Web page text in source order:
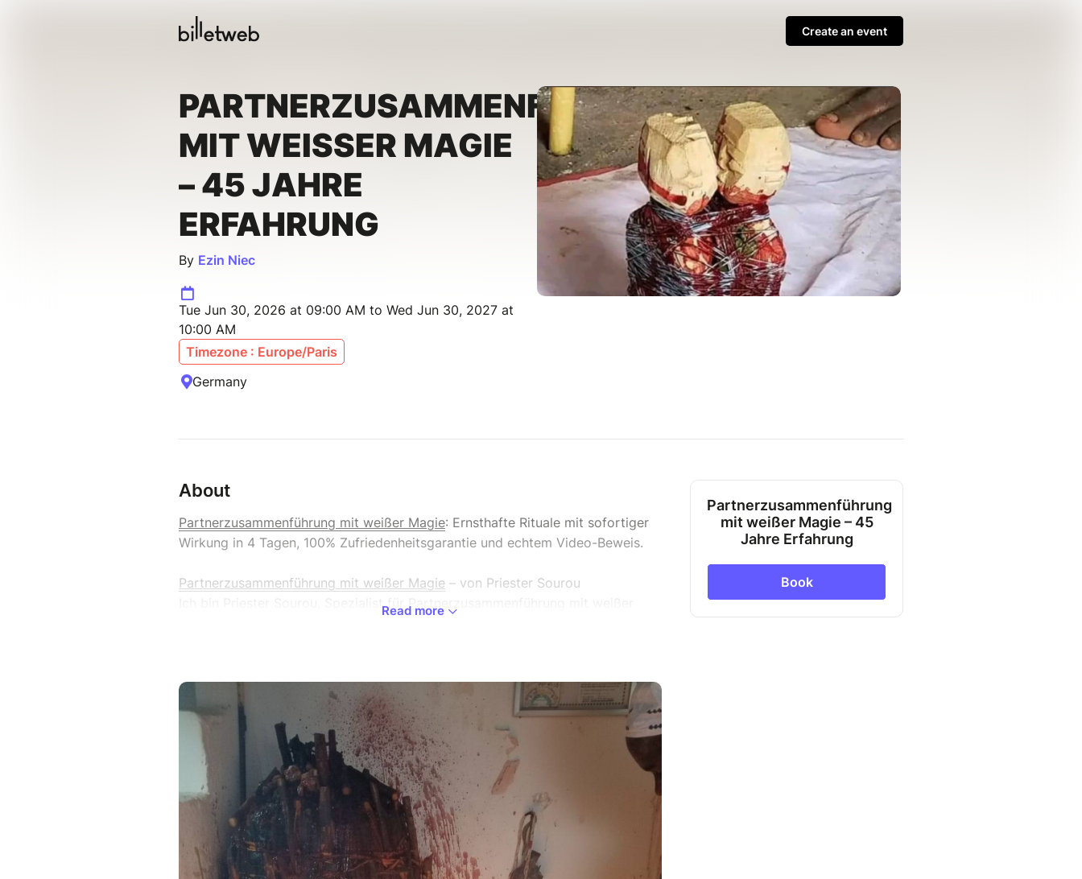
Create an event
PARTNERZUSAMMENFÜHRUNG
MIT WEISSER MAGIE –
45 JAHRE E
RFAHRUNG
By Ezin Niec
Tue Jun 30, 2026 at 09:00 AM to Wed Jun 30, 2027 at
10:00 AM
Timezone : Europe/Paris
Germany
About
Partnerzusammenführung mit weißer Magie: Ernsthafte Rituale mit sofortiger
Wirkung in 4 Tagen, 100% Zufriedenheitsgarantie und echtem Video-Beweis.
Partnerzusammenführung mit weißer Magie – von Priester Sourou
Ich bin Priester Sourou, Spezialist für Partnerzusammenführung mit weißer
leiden und ihren Partner auf ernsthafte und diskrete Weise zurückgewinnen
möchten.
Meine Spezialität ist die Partnerzusammenführung durch Rituale, die ich
individuell und mit großer Präzision auf jede persönliche Situation abstimme.
Ich arbeite nicht mit gewöhnlichen Standardritualen, sondern mit echter,
überlieferter spiritueller Praxis, deren Geheimnisse seit Generationen bewahrt
werden. Ich verbinde weiße Magie für Liebesfragen, Liebeszauber
Partnerzusammenführung, rituale der weißen Magie und traditionelle Voodoo-
Partnerzusammenführung, um schnelle und starke Ergebnisse zu erzielen.
Read more
Partnerzusammenführung
mit weißer Magie – 45
Jahre Erfahrung
Book